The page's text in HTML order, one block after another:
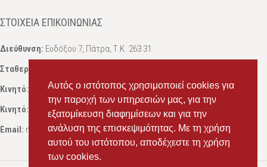
Αυτός ο ιστότοπος χρησιμοποιεί cookies για
την παροχή των υπηρεσιών μας, για την
εξατομίκευση διαφημίσεων και για την
ανάλυση της επισκεψιμότητας. Με τη χρήση
αυτού του ιστότοπου, αποδέχεστε τη χρήση
των cookies.
ΣΤΟΙΧΕΊΑ ΕΠΙΚΟΙΝΩΝΊΑΣ
Διεύθυνση: Ευδόξου 7, Πάτρα, Τ.Κ. 263 31
Σταθερό:
Κινητό:
69434 75072 , Σαλπόγλου Μαρία
Κινητό:
6946 504787, Σαλπόγλου Στέφανος
Email: ms.packst1@gmail.com